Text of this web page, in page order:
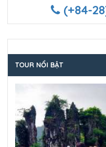
(+84-
TOUR NỔI BẬT